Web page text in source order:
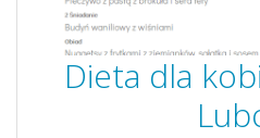
Dieta dla